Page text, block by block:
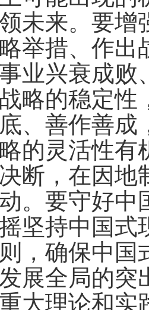
未来。要
举措、作出
业兴衰成
略的稳定
、善作善成
的灵活性
断，在因
。要守好中
坚持中国式
，确保中国
展全局的
大理论和